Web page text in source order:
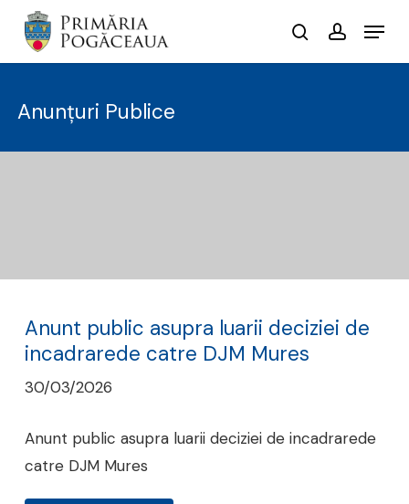
Skip
main
searchaccount
Menu
Anunțuri Publice
Anunt public asupra luarii deciziei de
incadrarede catre DJM Mures
30/03/2026
Anunt public asupra luarii deciziei de incadrarede
catre DJM Mures